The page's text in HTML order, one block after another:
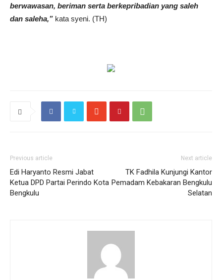
berwawasan, beriman serta berkepribadian yang saleh
dan saleha,” kata syeni. (TH)
Previous article
Edi Haryanto Resmi Jabat
Ketua DPD Partai Perindo Kota
Bengkulu
Next article
TK Fadhila Kunjungi Kantor
Pemadam Kebakaran Bengkulu
Selatan